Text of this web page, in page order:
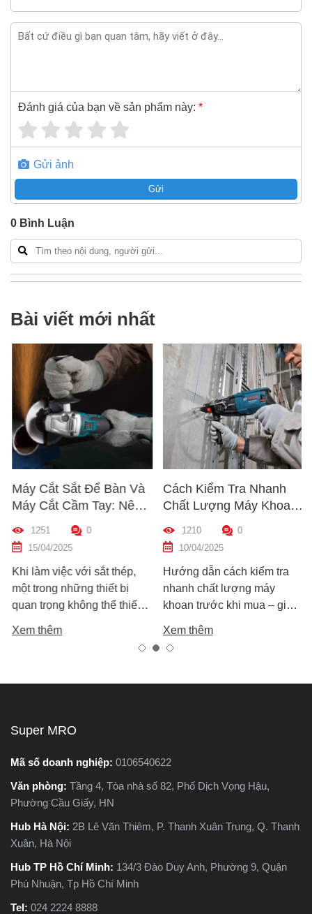
Nếu bạn cần thêm thông tin củaCáp điện hạ thế chống
cháy 3 pha bọc mica Sino FR-CV Cu/Mica/XLPE/FR-
Đánh giá của bạn về sản phẩm này: *
Gửi ảnh
Gửi
0 Bình Luận
Bài viết mới nhất
Máy Cắt Sắt Để Bàn Và
Máy Cắt Cầm Tay: Nên
Chọn Loại Nào Phù Hợp
Nhất?
1251
0
15/04/2025
Khi làm việc với sắt thép,
một trong những thiết bị
quan trọng không thể thiếu
nhiên, trên thị trường hiện
nay có hai dòng phổ biến là
bài viết này, Super MRO sẽ
giúp bạn hiểu rõ sự khác
điểm và tư vấn chọn lựa
loại máy phù hợp nhất với
nhu cầu sử dụng thực tế.
Xem thêm
Cách Kiểm Tra Nhanh
Chất Lượng Máy Khoan
Trước Khi Mua – Hướng
Dẫn Chi Tiết Cho Người
Mới
1210
0
10/04/2025
Hướng dẫn cách kiểm tra
nhanh chất lượng máy
khoan trước khi mua – giúp
tốt, bền, hoạt động ổn định,
tránh hàng giả, hàng kém
Xem thêm
Super MRO
Mã số doanh nghiệp: 0106540622
Văn phòng: Tầng 4, Tòa nhà số 82, Phố Dịch Vọng Hậu,
Phường Cầu Giấy, HN
Hub Hà Nội: 2B Lê Văn Thiêm, P. Thanh Xuân Trung, Q. Thanh
Xuân, Hà Nội
Hub TP Hồ Chí Minh: 134/3 Đào Duy Anh, Phường 9, Quận
Phú Nhuận, Tp Hồ Chí Minh
Tel: 024 2224 8888